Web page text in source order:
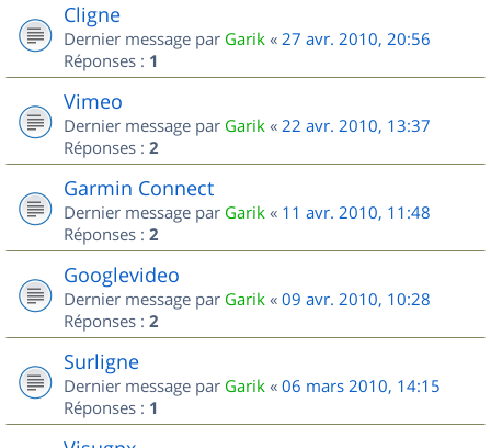
Cligne
Dernier message par Garik « 27 avr. 2010, 20:56
Réponses : 1
Vimeo
Dernier message par Garik « 22 avr. 2010, 13:37
Réponses : 2
Garmin Connect
Dernier message par Garik « 11 avr. 2010, 11:48
Réponses : 2
Googlevideo
Dernier message par Garik « 09 avr. 2010, 10:28
Réponses : 2
Surligne
Dernier message par Garik « 06 mars 2010, 14:15
Réponses : 1